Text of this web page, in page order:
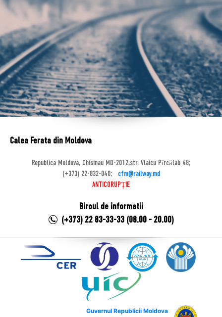
Calea Ferata din Moldova
Republica Moldova, Chisinau MD-2012,str. Vlaicu Pîrcălab 48;
(+373) 22-832-040;
cfm@railway.md
ANTICORUPȚIE
Biroul de informatii
(+373) 22 83-33-33 (08.00 - 20.00)
Guvernul Republicii Moldova